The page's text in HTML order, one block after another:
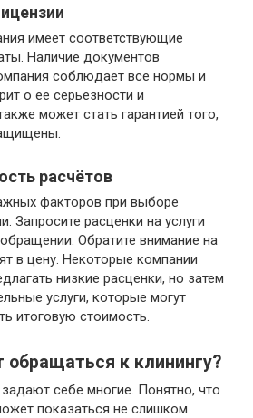
имеет соответствующие
Наличие документов
соблюдает все нормы и
о ее серьезности и
может стать гарантией того,
расчётов
факторов при выборе
Запросите расценки на услуги
Обратите внимание на
в цену. Некоторые компании
низкие расценки, но затем
услуги, которые могут
итоговую стоимость.
обращаться к клинингу?
себе многие. Понятно, что
показаться не слишком